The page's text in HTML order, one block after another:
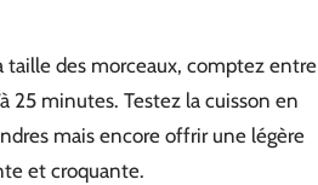
des morceaux, comptez entre
25 minutes. Testez la cuisson en
mais encore offrir une légère
et croquante.